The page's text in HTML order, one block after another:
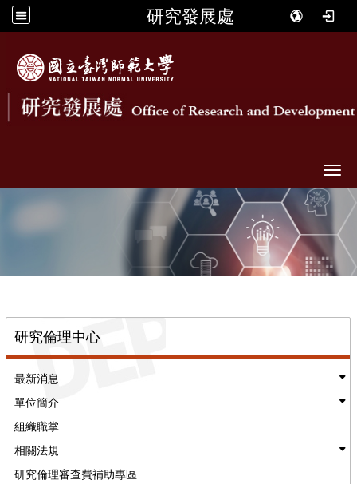
研究發展處
研究倫理中心
最新消息
單位簡介
組織職掌
相關法規
研究倫理審查費補助專區